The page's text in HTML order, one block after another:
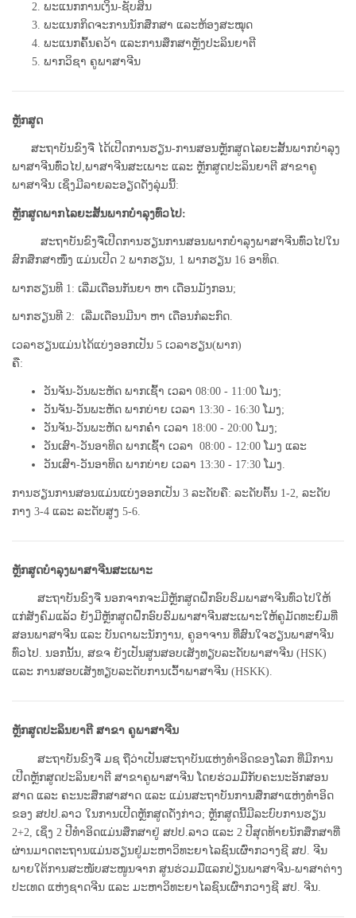
ພະແນກການເງິນ-ຊັບສິນ
ພະແນກກິດຈະການນັກສຶກສາ ແລະຫ້ອງສະໝຸດ
ພະແນກຄົ້ນຄວ້າ ແລະການສຶກສາຫຼັງປະລິນຍາຕີ
ພາກວິຊາ ຄູພາສາຈີນ
ຫຼັກສູດ
ສະຖາບັນຂົງຈື ໄດ້ເປີດການຮຽນ-ການສອນຫຼັກສູດໄລຍະສັ້ນພາກບໍາລຸງ
ພາສາຈີນທົ່ວໄປ,ພາສາຈີນສະເພາະ ແລະ ຫຼັກສູດປະລິນຍາຕີ ສາຂາຄູ
ພາສາຈີນ ເຊິ່ງມີລາຍລະອຽດດັ່ງລຸ່ມນີ້:
ຫຼັກສູດພາກໄລຍະສັ້ນພາກບໍາລຸງທົ່ວໄປ:
ສະຖາບັນຂົງຈືເປີດການຮຽນການສອນພາກບໍາລຸງພາສາຈີນທົ່ວໄປໃນ
ສົກສຶກສາໜຶ່ງ ແມ່ນເປີດ 2 ພາກຮຽນ, 1 ພາກຮຽນ 16 ອາທິດ.
ພາກຮຽນ​ທີ 1: ເລີ່ມເດືອນກັນ​ຍາ ຫາ ​ເດືອນມັງກອນ;
ພາກຮຽນ​ທີ 2: ​​ເລີ່ມເດືອນ​ມີນາ ຫາ ​ເດືອນກໍລະກົດ.
ເວລາຮຽນແມ່ນໄດ້ແບ່ງອອກເປັນ 5 ເວລາຮຽນ(ພາກ)​
ຄື:
ວັນ​ຈັນ​-​ວັນພະຫັດ ພາກເຊົ້າ ​ເວລາ 08:00 - 11:00 ​ໂມງ;
ວັນ​ຈັນ​-​ວັນພະຫັດ ພາກ​ບ່າຍ ເວລາ 13:30 - 16:30 ​ໂມງ;
​ວັນ​ຈັນ​-​ວັນພະຫັດ ພາກ​ຄໍ່າ ​ເວລາ 18:00 - 20:00 ໂມງ;
ວັນ​ເສົາ-ວັນອາທິດ ພາກ​ເຊົ້າ ​ເວລາ ​ 08:00 - 12:00 ​ໂມງ ແລະ
ວັນ​ເສົາ-ວັນອາທິດ​ ພາກ​ບ່າຍ ​ເວລາ 13:30 - 17:30 ໂມງ.
ການຮຽນການສອນແມ່ນແບ່ງອອກເປັນ 3 ລະດັບຄື: ລະດັບຕົ້ນ 1-2, ລະດັບ
ກາງ 3-4 ແລະ ລະດັບສູງ 5-6.
ຫຼັກສູດບໍາລຸງພາສາຈີນສະເພາະ
ສະຖາບັນຂົງຈື ນອກຈາກຈະມີຫຼັກສູດ​ຝຶກ​ອົບຮົມ​ພາສາ​ຈີນທົ່ວໄປໃຫ້
ແກ່ສັງຄົມແລ້ວ ຍັງມີຫຼັກສູດຝຶກອົບຮົມພາສາຈີນສະເພາະໃຫ້ຄູ​ມັດທະຍົມທີ່​
ສອນ​ພາສາ​ຈີນ ​ແລະ ບັນດາ​ພະນັກງານ, ຄູອາຈານ ທີ່​ສົນ​ໃຈ​ຮຽນ​ພາສາ​ຈີນ
ທົ່ວ​ໄປ. ນອກ​ນັ້ນ, ສຂຈ ຍັງເປັນສູນສອບເສັງທຽບລະດັບພາສາຈີນ (HSK)
ແລະ ການສອບເສັງທຽບລະດັບການເວົ້າພາສາຈີນ (HSKK).
ຫຼັກສູດປະລິນຍາຕີ ສາຂາ ຄູພາສາຈີນ
ສະຖາບັນຂົງຈື ມຊ ຖືວ່າເປັນສະຖາບັນແຫ່ງທໍາອິດຂອງໂລກ ທີ່ມີການ
ເປີດຫຼັກສູດປະລິນຍາຕີ ສາຂາຄູພາສາຈີນ ໂດຍຮ່ວມມືກັບຄະນະອັກສອນ
ສາດ ແລະ ຄະນະສຶກສາສາດ ແລະ ແມ່ນສະຖາບັນການສຶກສາແຫ່ງທໍາອິດ
ຂອງ ສປປ.ລາວ ໃນການເປີດຫຼັກສູດດັ່ງກ່າວ; ຫຼັກສູດນີ້ມີລະບົບການຮຽນ
2+2, ເຊິ່ງ 2 ປີທໍາອິດແມ່ນສຶກສາຢູ່ ສປປ.ລາວ ແລະ 2 ປີສຸດທ້າຍນັກສຶກສາທີ່
ຜ່ານມາດຕະຖານແມ່ນຮຽນຢູ່ມະຫາວິທະຍາໄລຊົນເຜົ່າກວາງຊີ ສປ. ຈີນ
ພາຍໃຕ້ການສະໜັບສະໜູນຈາກ ສູນຮ່ວມມືແລກປ່ຽນພາສາຈີນ-ພາສາຕ່າງ
ປະເທດ ແຫ່ງຊາດຈີນ ແລະ ມະຫາວິທະຍາໄລຊົນເຜົ່າກວາງຊີ ສປ. ຈີນ.